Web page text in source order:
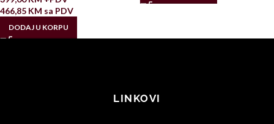
466,85 KM sa PDV
DODAJ U KORPU
LINKOVI